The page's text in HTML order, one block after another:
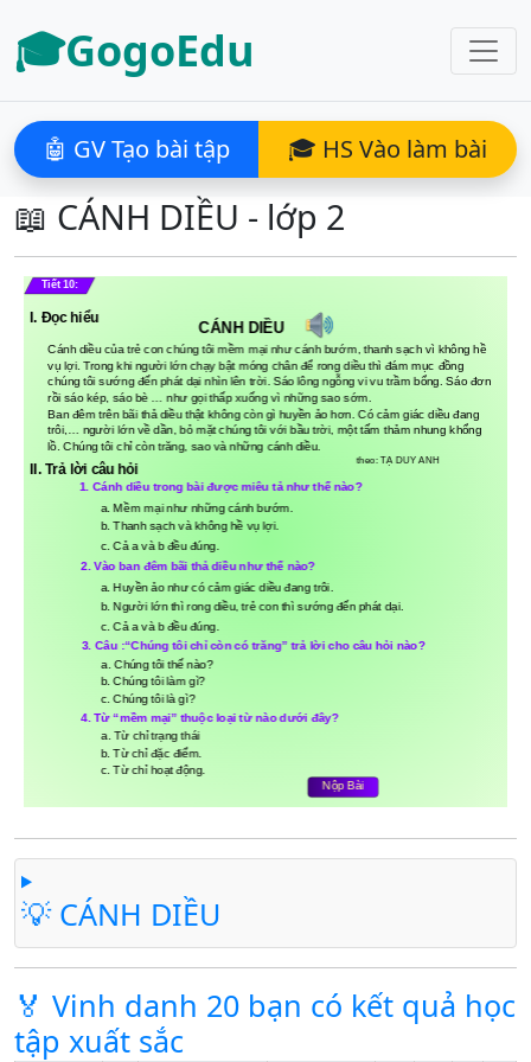
🎓GogoEdu
🤖 GV Tạo bài tập 🎓 HS Vào làm bài
📖 CÁNH DIỀU - lớp 2
💡 CÁNH DIỀU
🏅 Vinh danh 20 bạn có kết quả học
tập xuất sắc